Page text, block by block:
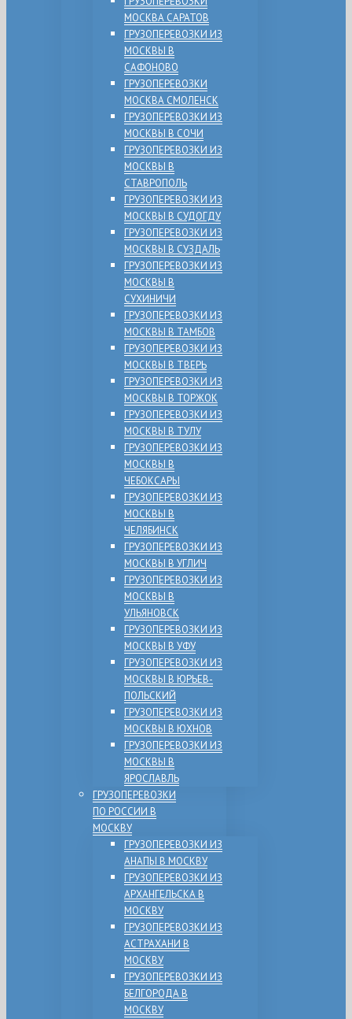
МОСКВА САРАТОВ
ГРУЗОПЕРЕВОЗКИ ИЗ
МОСКВЫ В
САФОНОВО
ГРУЗОПЕРЕВОЗКИ
МОСКВА СМОЛЕНСК
ГРУЗОПЕРЕВОЗКИ ИЗ
МОСКВЫ В СОЧИ
ГРУЗОПЕРЕВОЗКИ ИЗ
МОСКВЫ В
СТАВРОПОЛЬ
ГРУЗОПЕРЕВОЗКИ ИЗ
МОСКВЫ В СУДОГДУ
ГРУЗОПЕРЕВОЗКИ ИЗ
МОСКВЫ В СУЗДАЛЬ
ГРУЗОПЕРЕВОЗКИ ИЗ
МОСКВЫ В
СУХИНИЧИ
ГРУЗОПЕРЕВОЗКИ ИЗ
МОСКВЫ В ТАМБОВ
ГРУЗОПЕРЕВОЗКИ ИЗ
МОСКВЫ В ТВЕРЬ
ГРУЗОПЕРЕВОЗКИ ИЗ
МОСКВЫ В ТОРЖОК
ГРУЗОПЕРЕВОЗКИ ИЗ
МОСКВЫ В ТУЛУ
ГРУЗОПЕРЕВОЗКИ ИЗ
МОСКВЫ В
ЧЕБОКСАРЫ
ГРУЗОПЕРЕВОЗКИ ИЗ
МОСКВЫ В
ЧЕЛЯБИНСК
ГРУЗОПЕРЕВОЗКИ ИЗ
МОСКВЫ В УГЛИЧ
ГРУЗОПЕРЕВОЗКИ ИЗ
МОСКВЫ В
УЛЬЯНОВСК
ГРУЗОПЕРЕВОЗКИ ИЗ
МОСКВЫ В УФУ
ГРУЗОПЕРЕВОЗКИ ИЗ
МОСКВЫ В ЮРЬЕВ-
ПОЛЬСКИЙ
ГРУЗОПЕРЕВОЗКИ ИЗ
МОСКВЫ В ЮХНОВ
ГРУЗОПЕРЕВОЗКИ ИЗ
МОСКВЫ В
ЯРОСЛАВЛЬ
ГРУЗОПЕРЕВОЗКИ
ПО РОССИИ В
МОСКВУ
ГРУЗОПЕРЕВОЗКИ ИЗ
АНАПЫ В МОСКВУ
ГРУЗОПЕРЕВОЗКИ ИЗ
АРХАНГЕЛЬСКА В
МОСКВУ
ГРУЗОПЕРЕВОЗКИ ИЗ
АСТРАХАНИ В
МОСКВУ
ГРУЗОПЕРЕВОЗКИ ИЗ
БЕЛГОРОДА В
МОСКВУ